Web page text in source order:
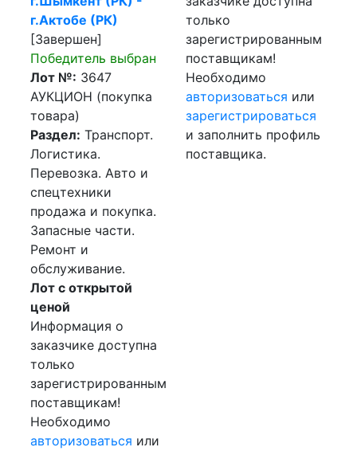
г.Актобе (РК)
[Завершен]
Победитель выбран
Лот №: 3647
АУКЦИОН (покупка
товара)
Раздел: Транспорт.
Логистика.
Перевозка. Авто и
спецтехники
продажа и покупка.
Запасные части.
Ремонт и
обслуживание.
Лот с открытой
ценой
Информация о
заказчике доступна
только
зарегистрированным
поставщикам!
Необходимо
авторизоваться или
только
зарегистрированным
поставщикам!
Необходимо
авторизоваться или
зарегистрироваться
и заполнить профиль
поставщика.